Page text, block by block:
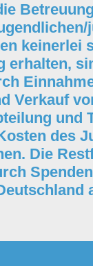
keinerlei
erhalten,
Verkauf
und
des
Die